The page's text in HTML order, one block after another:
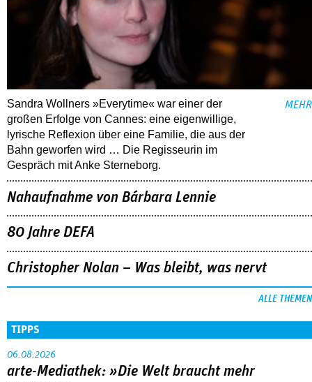
Sandra Wollners »Everytime« war einer der
großen Erfolge von Cannes: eine eigenwillige,
lyrische Reflexion über eine ­Familie, die aus der
Bahn geworfen wird … Die Regisseurin im
Gespräch mit Anke Sterneborg.
MEHR
Nahaufnahme von Bárbara Lennie
80 Jahre DEFA
Christopher Nolan – Was bleibt, was nervt
ALLE THEMEN
TIPPS
06.08.2026
arte-Mediathek: »Die Welt braucht mehr